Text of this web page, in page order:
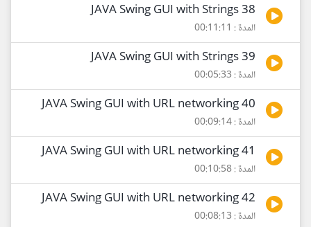
38 JAVA Swing GUI with Strings
المدة : 00:11:11
39 JAVA Swing GUI with Strings
المدة : 00:05:33
40 JAVA Swing GUI with URL networking
المدة : 00:09:14
41 JAVA Swing GUI with URL networking
المدة : 00:10:58
42 JAVA Swing GUI with URL networking
المدة : 00:08:13